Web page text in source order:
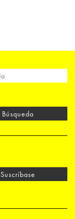
Búsqueda
Suscríbase